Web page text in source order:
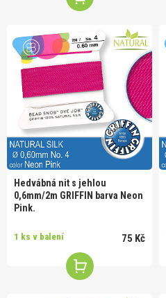
Hedvábná nit s jehlou
0,6mm/2m GRIFFIN barva Neon
Pink.
1 ks v balení 75 Kč